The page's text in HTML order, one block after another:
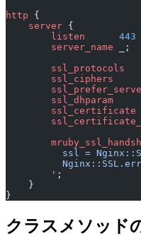
http {
    server
{
        listen
     443
        server_name
_;
        ssl_protocols
        ssl_ciphers
        ssl_dhparam
        ssl_certificate
ssl =
        '
;
    }
}
クラスメソッド